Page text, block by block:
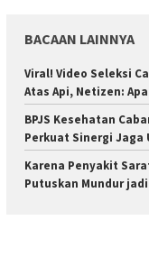
BACAAN LAINNYA
Viral! Video Seleksi
Atas Api, Netizen:
BPJS Kesehatan
Perkuat Sinergi Jaga
Karena Penyakit
Putuskan Mundur